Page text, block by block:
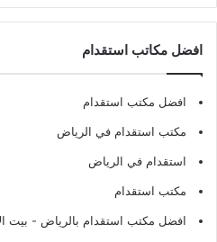
افضل مكاتب استقدام
افضل مكتب استقدام
مكتب استقدام في الرياض
استقدام في الرياض
مكتب استقدام
افضل مكتب استقدام بالرياض - بيت